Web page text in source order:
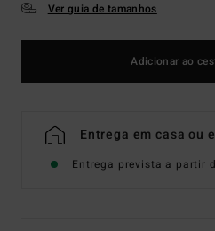
Ver guia de tamanhos
Adicionar ao
Entrega em casa ou
Entrega prevista a partir